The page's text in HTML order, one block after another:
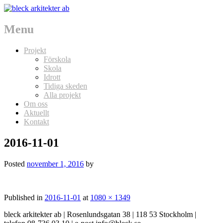
Menu
Skip
Projekt
Förskola
Skola
Idrott
Tidiga skeden
Alla projekt
Om oss
Aktuellt
Kontakt
2016-11-01
Posted november 1, 2016 by
Published in 2016-11-01 at 1080 × 1349
bleck arkitekter ab | Rosenlundsgatan 38 | 118 53 Stockholm |